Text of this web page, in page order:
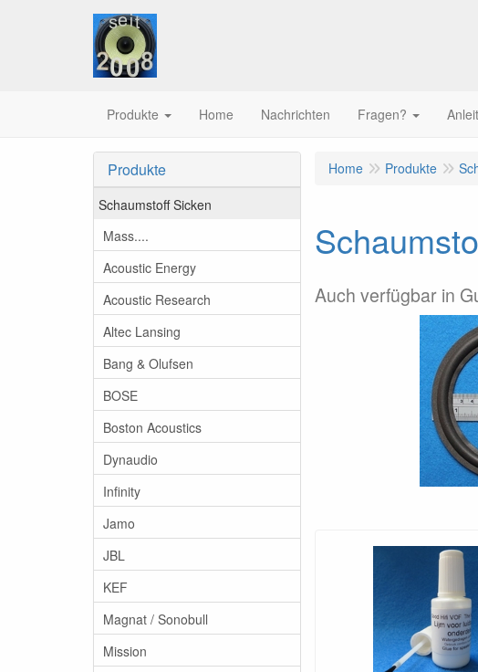
Produkte Home Nachrichten Fragen?
Produkte
Schaumstoff Sicken
Mass....
Acoustic Energy
Acoustic Research
Altec Lansing
Bang & Olufsen
BOSE
Boston Acoustics
Dynaudio
Infinity
Jamo
JBL
KEF
Magnat / Sonobull
Mission
Home Produkte
Auch verfügbar in